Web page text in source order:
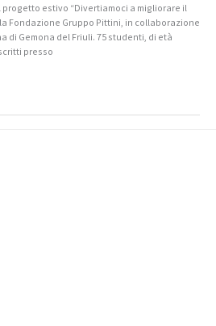
estivo “Divertiamoci a migliorare il
Fondazione Gruppo Pittini, in collaborazione
di Gemona del Friuli. 75 studenti, di età
presso